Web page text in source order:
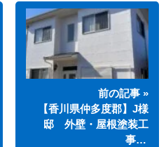
前の記事 »
【香川県仲多度郡】J様
邸 外壁・屋根塗装工
事…